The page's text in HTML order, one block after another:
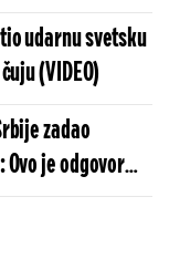
- ovakva sramota
udarnu svetsku
(VIDEO)
zadao
je odgovor